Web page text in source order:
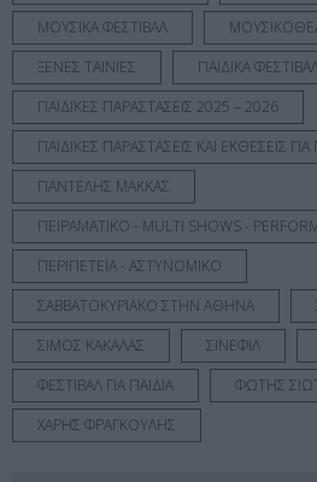
ΜΟΥΣΙΚΑ ΦΕΣΤΙΒΑΛ
ΞΕΝΕΣ ΤΑΙΝΙΕΣ
ΠΑΙΔΙΚΑ
ΠΑΙΔΙΚΕΣ ΠΑΡΑΣΤΑΣΕΙΣ 2025 – 2026
ΠΑΙΔΙΚΕΣ ΠΑΡΑΣΤΑΣΕΙΣ ΚΑΙ ΕΚΘΕΣΕΙΣ ΓΙΑ
ΠΑΝΤΕΛΗΣ ΜΑΚΚΑΣ
ΠΕΙΡΑΜΑΤΙΚΟ - MULTI SHOWS -
ΠΕΡΙΠΕΤΕΙΑ - ΑΣΤΥΝΟΜΙΚΟ
ΣΑΒΒΑΤΟΚΥΡΙΑΚΟ ΣΤΗΝ ΑΘΗΝΑ
ΣΙΜΟΣ ΚΑΚΑΛΑΣ
ΣΙΝΕΦΙΛ
ΦΕΣΤΙΒΑΛ ΓΙΑ ΠΑΙΔΙΑ
ΦΩΤΗΣ
ΧΑΡΗΣ ΦΡΑΓΚΟΥΛΗΣ